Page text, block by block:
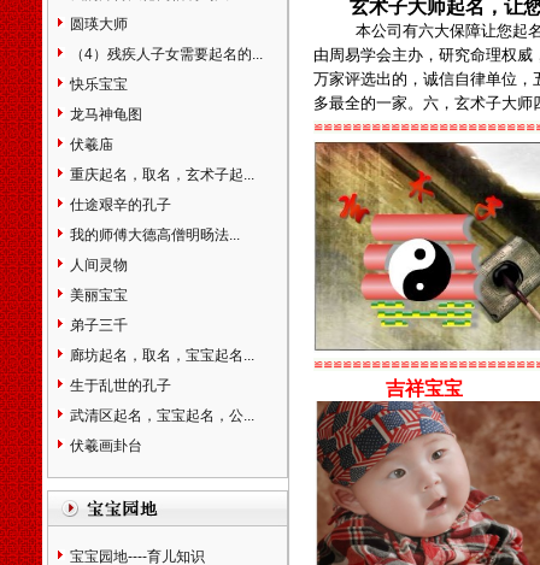
滁州市天长市明光市全椒县阜
阳市界首市宿州市巢湖市六安
马鞍山市福建省福州市福清市
长乐市厦门市莆田市三明市永
安市泉州市石狮市晋江市南安
市漳州市龙海市平和县南靖县
岩市漳平市宁德市福安市福鼎
市武夷山市江西省南昌市乐平
市萍乡市九江市瑞昌市新余市
鹰潭市贵溪市赣州市瑞金市南
市高安市抚州市上饶市德兴市
井冈山市景德镇市山东省济南
市章丘市青岛市胶南市胶州市
平度市莱西市即墨市淄博市枣
市莱州市招远市蓬莱市栖霞市
海阳市潍坊市青州市诸城市寿
光市安丘市高密市昌邑市济宁
市曲阜市兖州市邹城市泰安市
新泰市肥城市威海市乳山市文
圆瑛大师
（4）残疾人子女需要起名的...
快乐宝宝
龙马神龟图
伏羲庙
重庆起名，取名，玄术子起...
仕途艰辛的孔子
我的师傅大德高僧明旸法...
人间灵物
美丽宝宝
弟子三千
廊坊起名，取名，宝宝起名...
生于乱世的孔子
武清区起名，宝宝起名，公...
伏羲画卦台
宝宝园地----育儿知识
玄术子大师起名，让
本公司有六大保障让您起
由周易学会主办，研究命理权威
万家评选出的，诚信自律单位
多最全的一家。六，玄术子大
吉祥宝宝